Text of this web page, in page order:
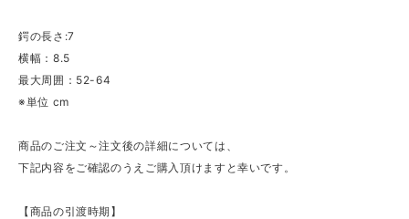
鍔の長さ:7
横幅：8.5
最大周囲：52-64
※単位 cm
商品のご注文～注文後の詳細については、
下記内容をご確認のうえご購入頂けますと幸いです。
【商品の引渡時期】